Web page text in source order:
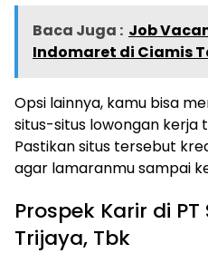
Baca Juga : Job
Indomaret di Ciamis
Opsi lainnya, kamu bisa
situs-situs lowongan kerja
Pastikan situs tersebut
agar lamaranmu sampai
Prospek Karir di
Trijaya, Tbk